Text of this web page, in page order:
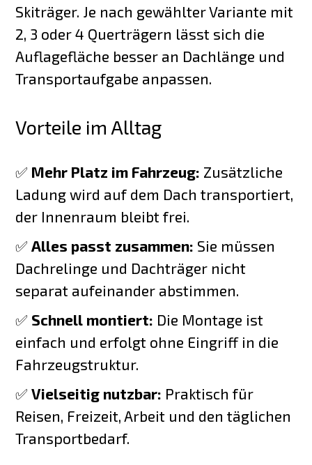
Skiträger. Je nach gewählter Variante mit
2, 3 oder 4 Querträgern lässt sich die
Auflagefläche besser an Dachlänge und
Transportaufgabe anpassen.
Vorteile im Alltag
✅ Mehr Platz im Fahrzeug: Zusätzliche
Ladung wird auf dem Dach transportiert,
der Innenraum bleibt frei.
✅Alles passt zusammen: Sie müssen
Dachrelinge und Dachträger nicht
separat aufeinander abstimmen.
✅ Schnell montiert: Die Montage ist
einfach und erfolgt ohne Eingriff in die
Fahrzeugstruktur.
✅Vielseitig nutzbar: Praktisch für
Reisen, Freizeit, Arbeit und den täglichen
Transportbedarf.